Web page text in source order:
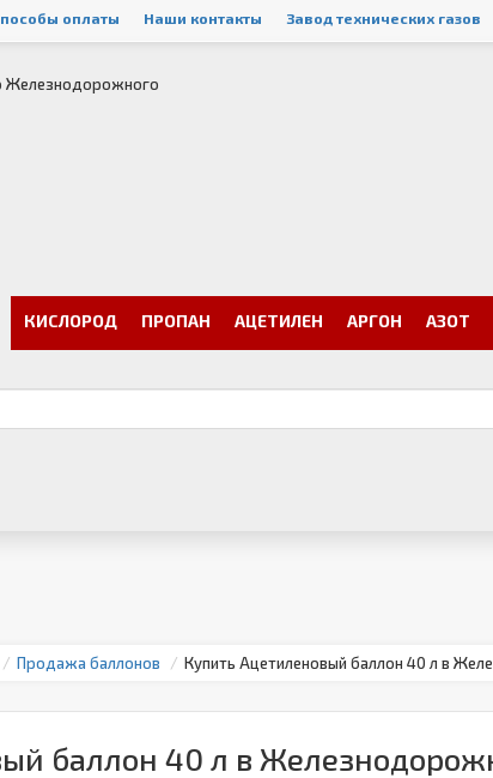
оплаты Наши контакты Завод технических газов
Железнодорожного
КИСЛОРОД ПРОПАН АЦЕТИЛЕН АРГОН АЗОТ
Продажа баллонов
Купить Ацетиленовый баллон 40 л в
баллон 40 л в